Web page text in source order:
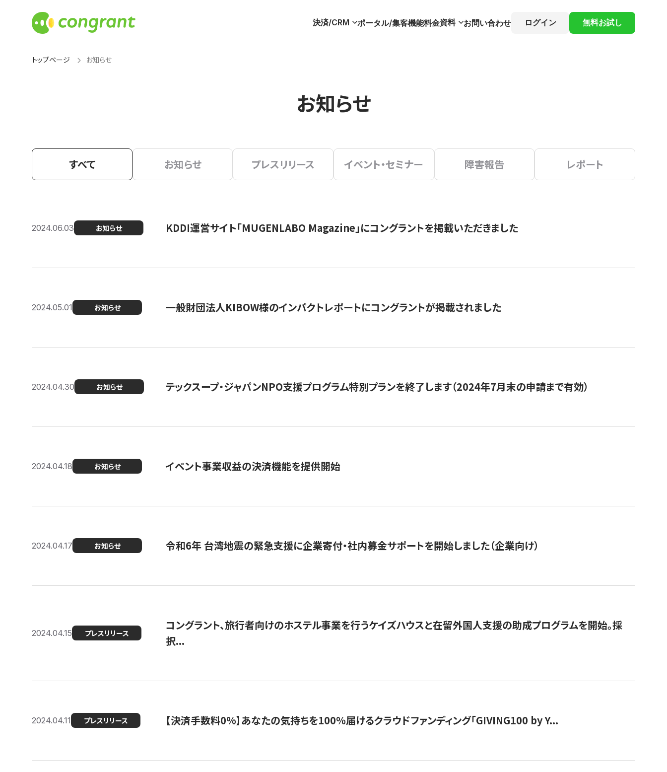
決済/CRM ポータル/集客機能料金資料 お問い合わせ ログイン 無料お試し
トップページ お知らせ
お知らせ
すべて お知らせ プレスリリース イベント・セミナー 障害報告 レポート
2024.06.03 お知らせ KDDI運営サイト「MUGENLABO Magazine」にコングラントを掲載いただきました
2024.05.01 お知らせ 一般財団法人KIBOW様のインパクトレポートにコングラントが掲載されました
2024.04.30 お知らせ テックスープ・ジャパンNPO支援プログラム特別プランを終了します（2024年7月末の申請まで有効）
2024.04.18 お知らせ イベント事業収益の決済機能を提供開始
2024.04.17 お知らせ 令和6年 台湾地震の緊急支援に企業寄付・社内募金サポートを開始しました（企業向け）
2024.04.15 プレスリリース
コングラント、旅行者向けのホステル事業を行うケイズハウスと在留外国人支援の助成プログラムを開始。採
択...
2024.04.11 プレスリリース 【決済手数料0%】あなたの気持ちを100％届けるクラウドファンディング「GIVING100 by Y...